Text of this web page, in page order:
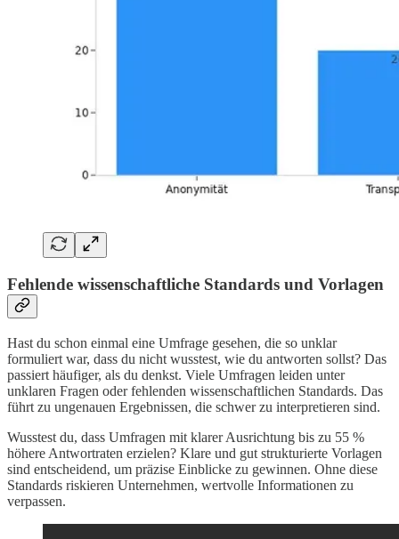
Fehlende wissenschaftliche Standards und Vorlagen
Hast du schon einmal eine Umfrage gesehen, die so unklar
formuliert war, dass du nicht wusstest, wie du antworten sollst? Das
passiert häufiger, als du denkst. Viele Umfragen leiden unter
unklaren Fragen oder fehlenden wissenschaftlichen Standards. Das
führt zu ungenauen Ergebnissen, die schwer zu interpretieren sind.
Wusstest du, dass Umfragen mit klarer Ausrichtung bis zu 55 %
höhere Antwortraten erzielen? Klare und gut strukturierte Vorlagen
sind entscheidend, um präzise Einblicke zu gewinnen. Ohne diese
Standards riskieren Unternehmen, wertvolle Informationen zu
verpassen.